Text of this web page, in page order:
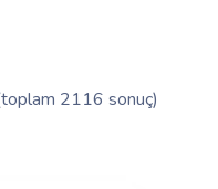
2116 sonuç)